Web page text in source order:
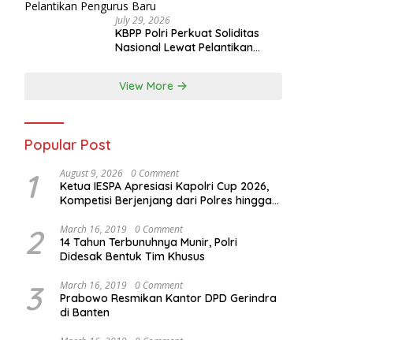
July 29, 2026
KBPP Polri Perkuat Soliditas
Nasional Lewat Pelantikan
View More
Popular Post
1 August 9, 2026 0 Comment
Ketua IESPA Apresiasi Kapolri Cup 2026,
Kompetisi Berjenjang dari Polres hingga
2 March 16, 2019 0 Comment
14 Tahun Terbunuhnya Munir, Polri
Didesak Bentuk Tim Khusus
3 March 16, 2019 0 Comment
Prabowo Resmikan Kantor DPD Gerindra
di Banten